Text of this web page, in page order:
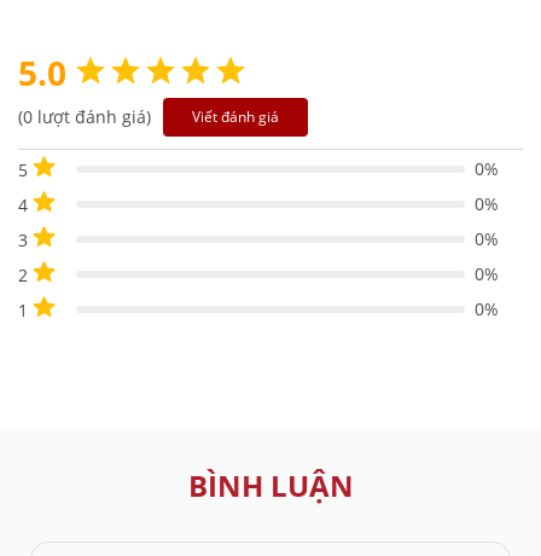
5.0
(0 lượt đánh giá) Viết đánh giá
5
0%
4
0%
3
0%
2
0%
1
0%
BÌNH LUẬN